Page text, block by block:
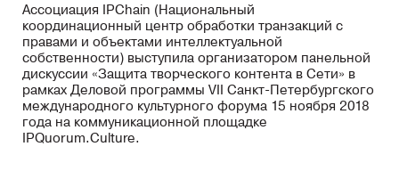
Ассоциация IPChain (Национальный
координационный центр обработки транзакций с
правами и объектами интеллектуальной
собственности) выступила организатором панельной
дискуссии «Защита творческого контента в Сети» в
рамках Деловой программы VII Санкт-Петербургского
международного культурного форума 15 ноября 2018
года на коммуникационной площадке
IPQuorum.Culture.